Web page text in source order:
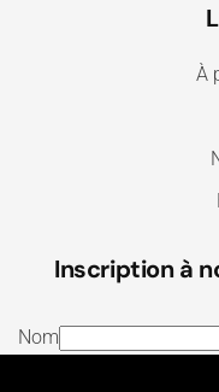
À
Inscription à
Nom